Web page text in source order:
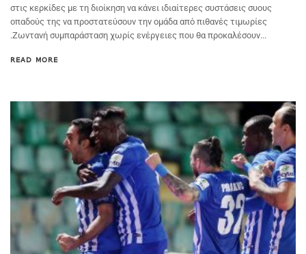
στις κερκίδες με τη διοίκηση να κάνει ιδιαίτερες συστάσεις συους
οπαδούς της να προστατεύσουν την ομάδα από πιθανές τιμωρίες
.Ζωντανή συμπαράσταση χωρίς ενέργειες που θα προκαλέσουν...
READ MORE